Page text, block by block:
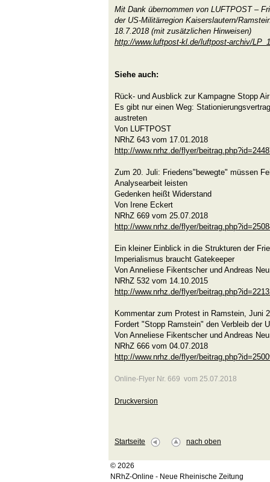
Mit Dank übernommen von LUFTPOST –
der US-Militärregion Kaiserslautern/
18.7.2018 (mit zusätzlichen Hinweisen)
http://www.luftpost-kl.de/luftpost-archiv/
Siehe auch:
Rück- und Ausblick zur Kampagne Stopp
Es gibt nur einen Weg:
austreten
Von LUFTPOST
NRhZ 643 vom 17.01.2018
http://www.nrhz.de/flyer/
Zum 20. Juli: Friedens"bewegte" müssen
Analysearbeit leisten
Gedenken heißt Widerstand
Von Irene Eckert
NRhZ 669 vom 25.07.2018
http://www.nrhz.de/flyer/
Ein kleiner Einblick in die Strukturen der
Imperialismus braucht Gatekeeper
Von Anneliese Fikentscher und Andreas
NRhZ 532 vom 14.10.2015
http://www.nrhz.de/flyer/
Kommentar zum Protest in Ramstein, Juni
Fordert "Stopp Ramstein" den Verbleib der
Von Anneliese Fikentscher und Andreas
NRhZ 666 vom 04.07.2018
http://www.nrhz.de/flyer/
Online-Flyer Nr. 669 vom 25.07.2018
Druckversion
Startseite nach oben
© 2026
NRhZ-Online - Neue Rheinische Zeitung